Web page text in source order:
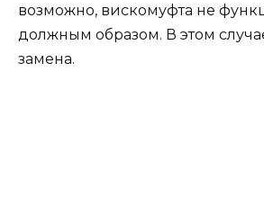
возможно, вискомуфта не
должным образом. В этом
замена.